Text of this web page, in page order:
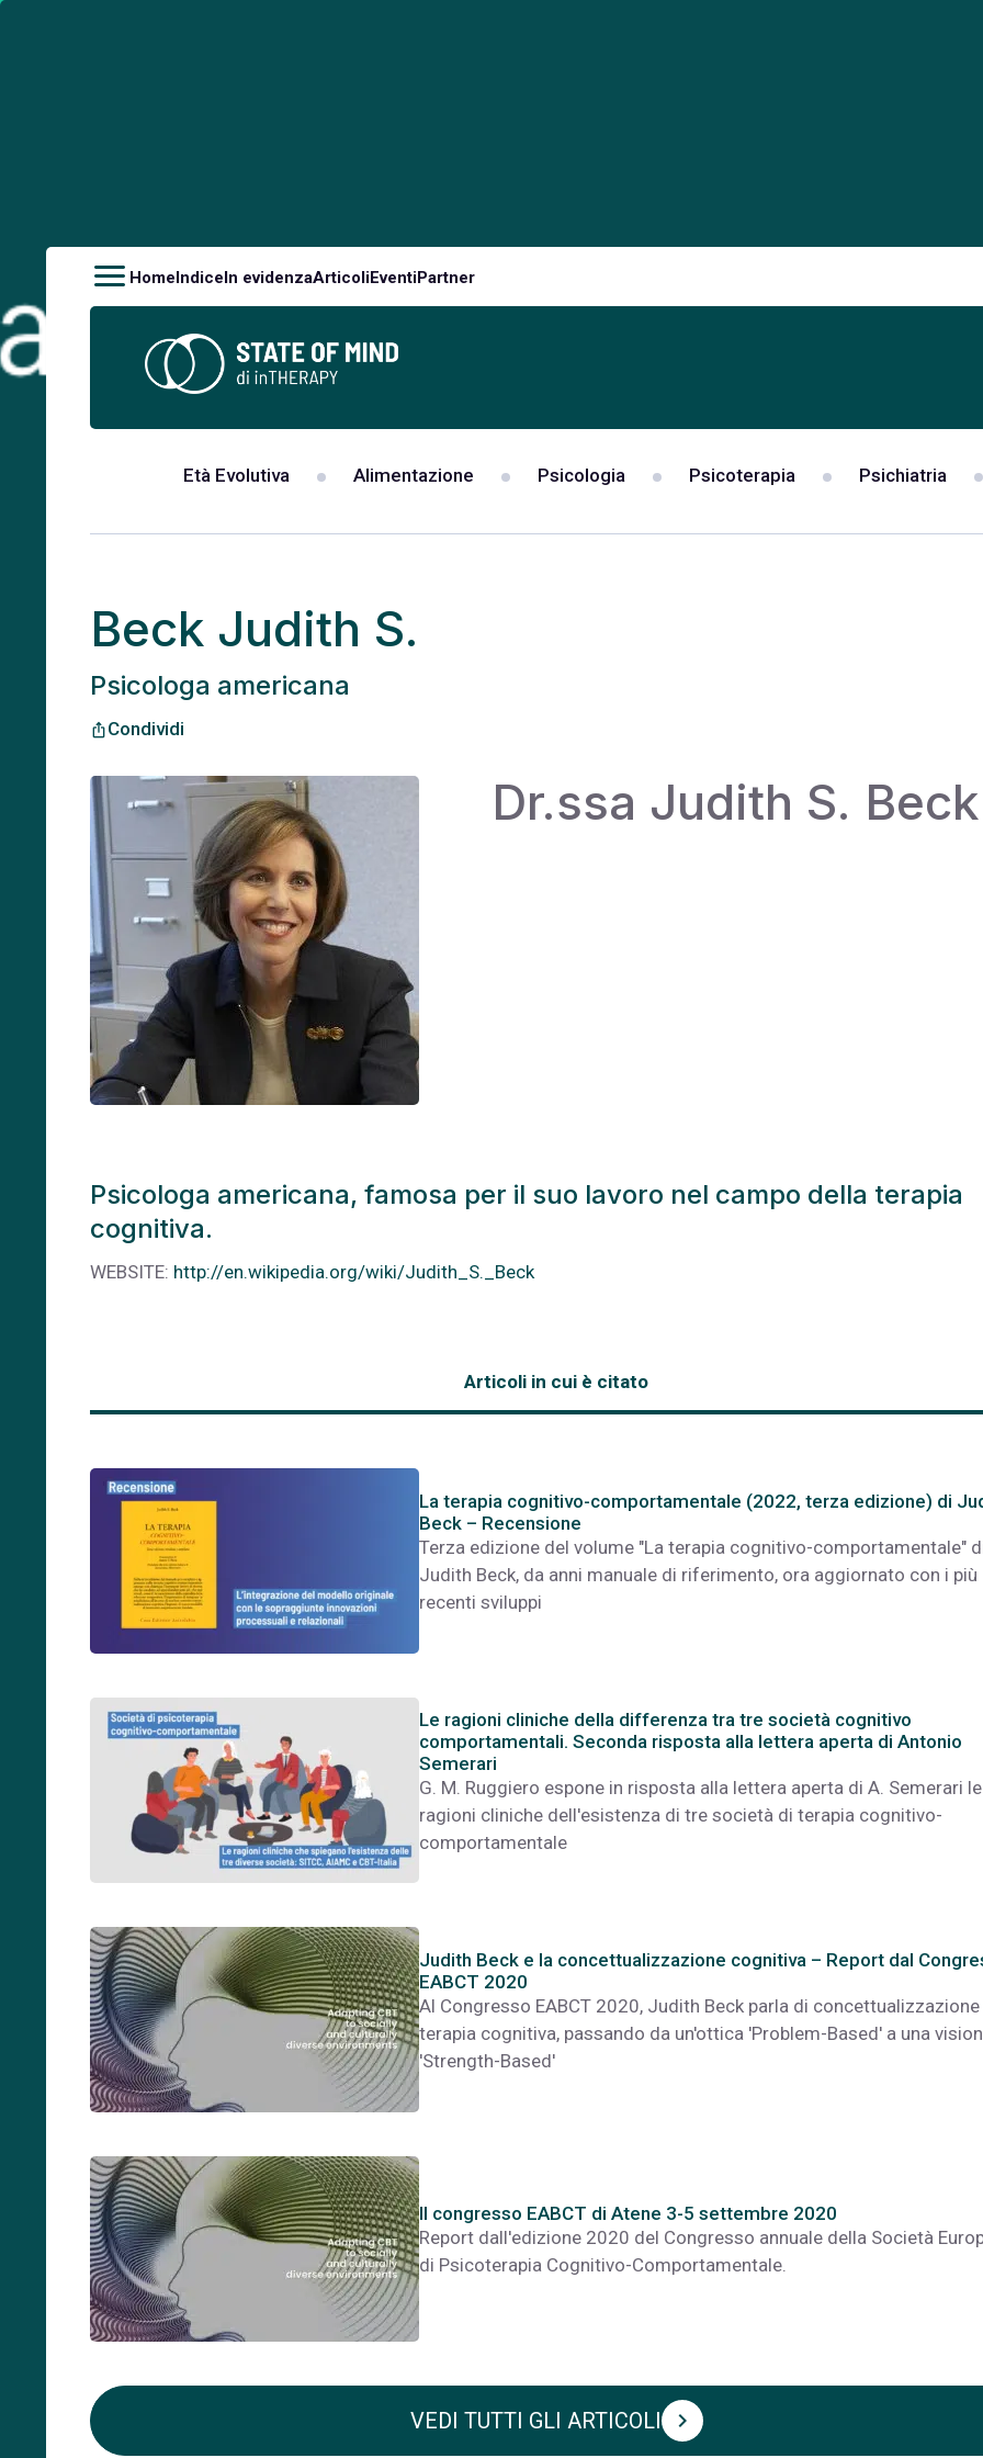
HomeIndiceIn evidenzaArticoliEventiPartner
Età Evolutiva Alimentazione Psicologia Psicoterapia Psichiatria
Beck Judith S.
Psicologa americana
ios_shareCondividi
Dr.ssa Judith S. Beck
Psicologa americana, famosa per il suo lavoro nel campo della terapia
cognitiva.
WEBSITE: http://en.wikipedia.org/wiki/Judith_S._Beck
Articoli in cui è citato
La terapia cognitivo-comportamentale (2022, terza edizione) di
Beck – Recensione
Terza edizione del volume "La terapia cognitivo-comportamentale"
Judith Beck, da anni manuale di riferimento, ora aggiornato con i più
recenti sviluppi
Le ragioni cliniche della differenza tra tre società cognitivo
comportamentali. Seconda risposta alla lettera aperta di Antonio
Semerari
G. M. Ruggiero espone in risposta alla lettera aperta di A. Semerari le
ragioni cliniche dell'esistenza di tre società di terapia cognitivo-
comportamentale
Judith Beck e la concettualizzazione cognitiva – Report dal
EABCT 2020
Al Congresso EABCT 2020, Judith Beck parla di concettualizzazione
terapia cognitiva, passando da un'ottica 'Problem-Based' a una
'Strength-Based'
Il congresso EABCT di Atene 3-5 settembre 2020
Report dall'edizione 2020 del Congresso annuale della Società
di Psicoterapia Cognitivo-Comportamentale.
VEDI TUTTI GLI ARTICOLI chevron_right